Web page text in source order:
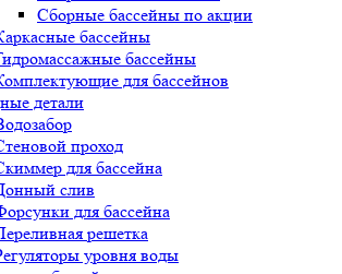
Сборные бассейны по акции
бассейны
бассейны
для бассейнов
детали
проход
для бассейна
слив
для бассейна
решетка
уровня воды